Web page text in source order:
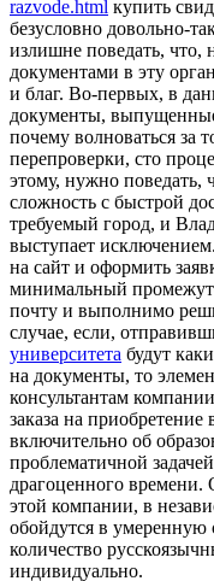
razvode.html купить
безусловно довольно-
излишне поведать, что,
документами в эту
и благ. Во-первых, в
документы,
почему волноваться за
перепроверки, сто
этому, нужно поведать,
сложность с быстрой
требуемый город, и
выступает
на сайт и оформить
минимальный
почту и выполнимо
случае, если,
университета будут
на документы, то
консультантам
заказа на
включительно об
проблематичной
драгоценного времени.
этой компании, в
обойдутся в
количество
индивидуально.